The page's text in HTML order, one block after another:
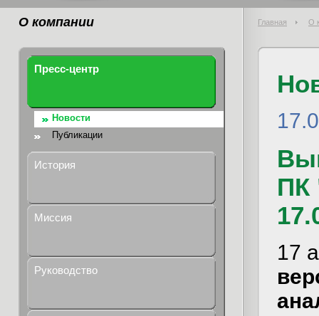
О компании Главная О
Пресс-центр
Новости
Публикации
История
Миссия
Руководство
ПК
17